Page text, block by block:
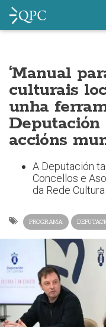
‘Manual
culturais
unha
Deputación
accións
A Deputación
Concellos e
da Rede
PROGRAMA